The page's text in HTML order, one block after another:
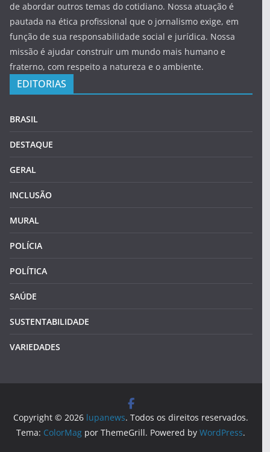
de abordar outros temas do cotidiano. Nossa atuação é
pautada na ética profissional que o jornalismo exige, em
função de sua responsabilidade social e jurídica. Nossa
missão é ajudar construir um mundo mais humano e
fraterno, com respeito a natureza e o ambiente.
EDITORIAS
BRASIL
DESTAQUE
GERAL
INCLUSÃO
MURAL
POLÍCIA
POLÍTICA
SAÚDE
SUSTENTABILIDADE
VARIEDADES
Copyright © 2026 lupanews. Todos os direitos reservados.
Tema: ColorMag por ThemeGrill. Powered byWordPress.